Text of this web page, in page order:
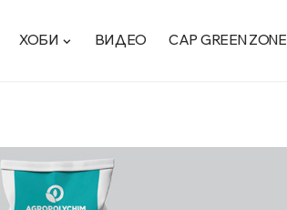
ХОБИ ВИДЕО CAP GREEN ZONE